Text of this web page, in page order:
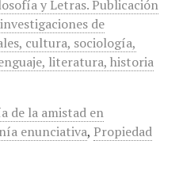
y Letras. Publicación
de
cultura, sociología,
literatura, historia
de la amistad en
enunciativa, Propiedad